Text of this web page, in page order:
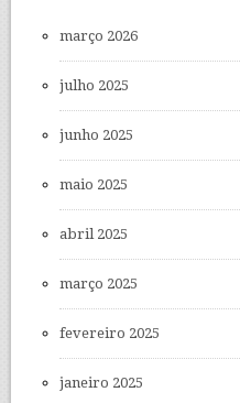
março 2026
julho 2025
junho 2025
maio 2025
abril 2025
março 2025
fevereiro 2025
janeiro 2025